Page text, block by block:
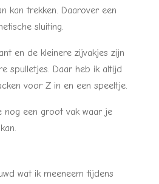
kan trekken. Daarover een
sluiting.
en de kleinere zijvakjes zijn
spulletjes. Daar heb ik altijd
voor Z in en een speeltje.
nog een groot vak waar je
wat ik meeneem tijdens